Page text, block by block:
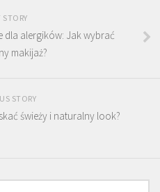
STORY
dla alergików: Jak wybrać
makijaż?
STORY
świeży i naturalny look?